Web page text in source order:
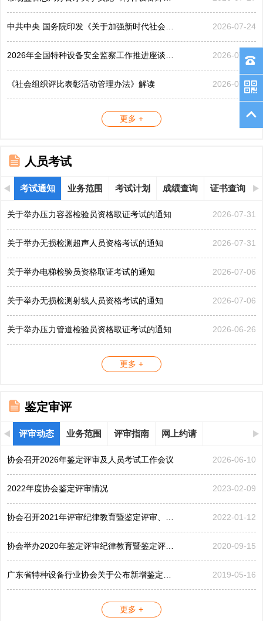
中共中央 国务院印发《关于加强新时代社会工作的意见》 2026-07-24
2026年全国特种设备安全监察工作推进座谈会在黑龙江哈... 2026-07-21
《社会组织评比表彰活动管理办法》解读 2026-07-17
更多 +
人员考试
考试通知 业务范围 考试计划 成绩查询 证书查询
关于举办压力容器检验员资格取证考试的通知 2026-07-31
关于举办无损检测超声人员资格考试的通知 2026-07-31
关于举办电梯检验员资格取证考试的通知 2026-07-06
关于举办无损检测射线人员资格考试的通知 2026-07-06
关于举办压力管道检验员资格取证考试的通知 2026-06-26
更多 +
鉴定审评
评审动态 业务范围 评审指南 网上约请
协会召开2026年鉴定评审及人员考试工作会议 2026-06-10
2022年度协会鉴定评审情况 2023-02-09
协会召开2021年评审纪律教育暨鉴定评审、考评工作会议 2022-01-12
协会举办2020年鉴定评审纪律教育暨鉴定评审工作会议 2020-09-15
广东省特种设备行业协会关于公布新增鉴定评审员的公告... 2019-05-16
更多 +